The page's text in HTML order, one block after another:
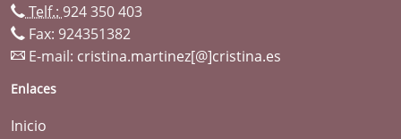
Telf.: 924 350 403
Fax: 924351382
E-mail: cristina.martinez[@]cristina.es
Enlaces
Inicio